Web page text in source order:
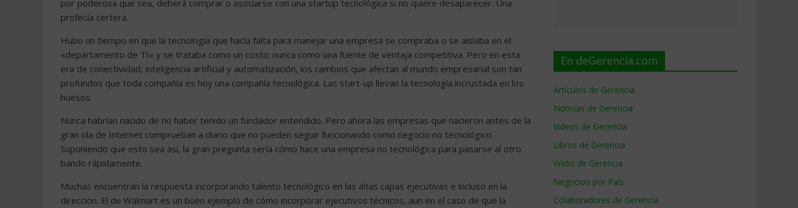
por poderosa que sea, deberá comprar o asociarse con una startup tecnológica si no quiere desaparecer. Una
profecía certera.
Hubo un tiempo en que la tecnología que hacía falta para manejar una empresa se compraba o se aislaba en el
«departamento de TI» y se trataba como un costo; nunca como una fuente de ventaja competitiva. Pero en esta
era de conectividad, inteligencia artificial y automatización, los cambios que afectan al mundo empresarial son tan
profundos que toda compañía es hoy una compañía tecnológica. Las start-up llevan la tecnología incrustada en los
huesos.
Nunca habrían nacido de no haber tenido un fundador entendido. Pero ahora las empresas que nacieron antes de la
gran ola de Internet comprueban a diario que no pueden seguir funcionando como negocio no tecnológico.
Suponiendo que esto sea así, la gran pregunta sería cómo hace una empresa no tecnológica para pasarse al otro
bando rápidamente.
Muchas encuentran la respuesta incorporando talento tecnológico en las altas capas ejecutivas e incluso en la
dirección. El de Walmart es un buen ejemplo de cómo incorporar ejecutivos técnicos, aun en el caso de que la
En deGerencia.com
Artículos de Gerencia
Noticias de Gerencia
Videos de Gerencia
Libros de Gerencia
Webs de Gerencia
Negocios por País
Colaboradores de Gerencia